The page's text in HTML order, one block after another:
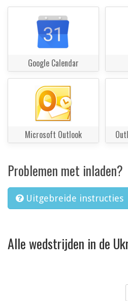
Google Calendar
Microsoft Outlook
Problemen met inladen?
Uitgebreide instructies
Alle wedstrijden in de